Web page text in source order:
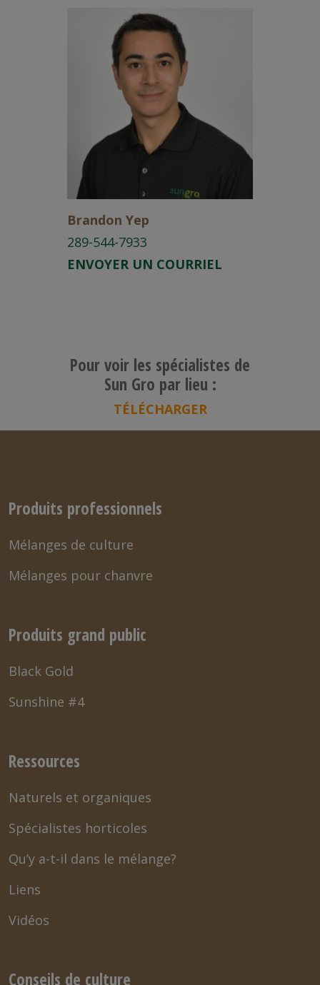
Brandon Yep
289-544-7933
ENVOYER UN COURRIEL
Pour voir les spécialistes de
Sun Gro par lieu :
TÉLÉCHARGER
Produits professionnels
Mélanges de culture
Mélanges pour chanvre
Produits grand public
Black Gold
Sunshine #4
Ressources
Naturels et organiques
Spécialistes horticoles
Qu’y a-t-il dans le mélange?
Liens
Vidéos
Conseils de culture